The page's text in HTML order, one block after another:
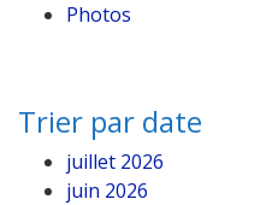
Photos
Trier par date
juillet 2026
juin 2026